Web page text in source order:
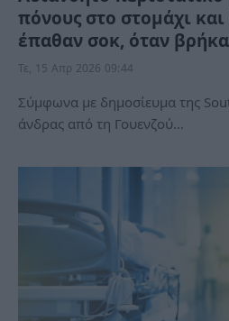
πόνους στο στομάχι και
έπαθαν σοκ, όταν
Τε, 15 Απρ 2026 09:44
Σύμφωνα με δημοσίευμα της
άνδρας από τη Γουενζού…